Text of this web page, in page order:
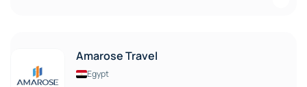
Amarose Travel
Egypt